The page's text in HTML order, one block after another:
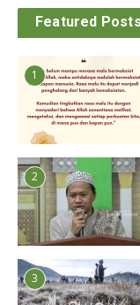
Featured Posts
1
2
3